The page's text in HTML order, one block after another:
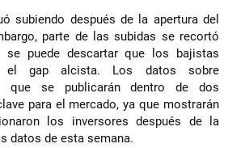
subiendo después de la apertura del
parte de las subidas se recortó
puede descartar que los bajistas
el gap alcista. Los datos sobre
que se publicarán dentro de dos
para el mercado, ya que mostrarán
los inversores después de la
datos de esta semana.